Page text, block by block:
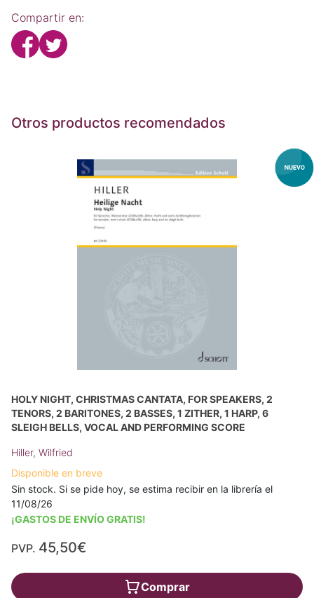
Compartir en:
Otros productos recomendados
HOLY NIGHT, CHRISTMAS CANTATA, FOR SPEAKERS, 2
TENORS, 2 BARITONES, 2 BASSES, 1 ZITHER, 1 HARP, 6
SLEIGH BELLS, VOCAL AND PERFORMING SCORE
Hiller, Wilfried
Disponible en breve
Sin stock. Si se pide hoy, se estima recibir en la librería el
11/08/26
¡GASTOS DE ENVÍO GRATIS!
PVP. 45,50€
Comprar